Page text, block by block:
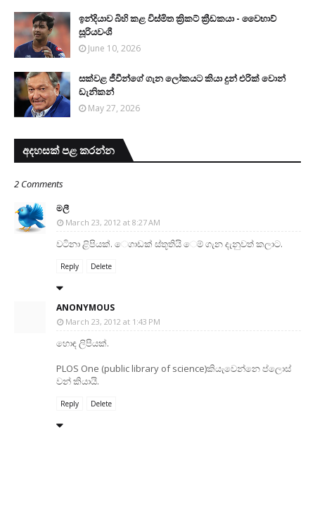
ඉන්දියාව බිහි කළ විස්මිත ක්‍රිකට් ක්‍රීඩකයා - වෛභාව්
සූරියවංශී
June 10, 2026
සක්වළ ජීවීන්ගේ ගැන ලෝකයට කියා දුන් එරික් වොන්
ඩැනිකන්
May 27, 2026
අදහසක් පළ කරන්න
2 Comments
මලී
March 23, 2012 at 8:27 AM
වටිනා ළිපියක්. ෙගාඩක් ස්තූතියි ෙම් ගැන දැනුවත් කලාට.
Reply Delete
ANONYMOUS
March 23, 2012 at 1:43 PM
හොඳ ලිපියක්.
PLOS One (public library of science)කියැවෙන්නෙ ප්ලොස්
වන් කියායි.
Reply Delete